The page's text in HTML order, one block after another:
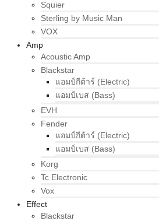
Squier
Sterling by Music Man
VOX
Amp
Acoustic Amp
Blackstar
แอมป์กีต้าร์ (Electric)
แอมป์เบส (Bass)
EVH
Fender
แอมป์กีต้าร์ (Electric)
แอมป์เบส (Bass)
Korg
Tc Electronic
Vox
Effect
Blackstar